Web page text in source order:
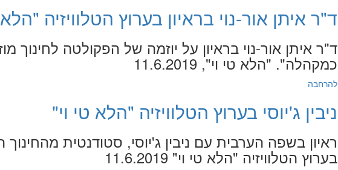
ד"ר איתן אור-נוי בראיון בערוץ הטלוויזיה
ד"ר איתן אור-נוי בראיון על יוזמה של הפקולטה לחינוך
כמקהלה". "הלא טי וי", 11.6.2019
להרחבה
ניבין ג'יוסי בערוץ הטלוויזיה "הלא טי וי"
ראיון בשפה הערבית עם ניבין ג'יוסי, סטודנטית מהחינוך
בערוץ הטלוויזיה "הלא טי וי" 11.6.2019